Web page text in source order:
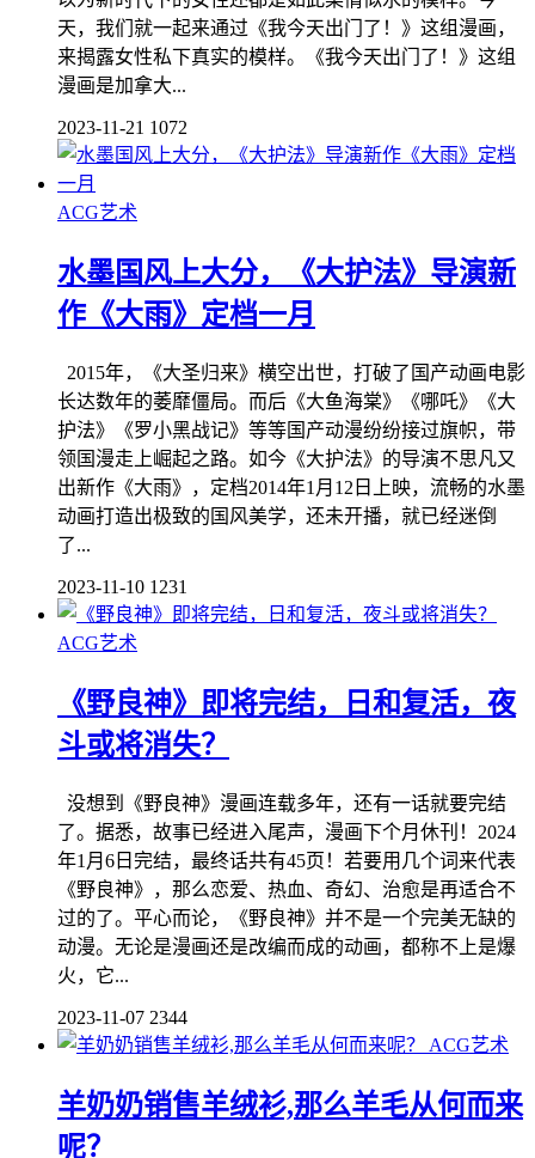
天，我们就一起来通过《我今天出门了！》这组漫画，
来揭露女性私下真实的模样。《我今天出门了！》这组
漫画是加拿大...
2023-11-21 1072
ACG艺术
水墨国风上大分，《大护法》导演新
作《大雨》定档一月
2015年，《大圣归来》横空出世，打破了国产动画电影
长达数年的萎靡僵局。而后《大鱼海棠》《哪吒》《大
护法》《罗小黑战记》等等国产动漫纷纷接过旗帜，带
领国漫走上崛起之路。如今《大护法》的导演不思凡又
出新作《大雨》，定档2014年1月12日上映，流畅的水墨
动画打造出极致的国风美学，还未开播，就已经迷倒
了...
2023-11-10 1231
ACG艺术
《野良神》即将完结，日和复活，夜
斗或将消失？
没想到《野良神》漫画连载多年，还有一话就要完结
了。据悉，故事已经进入尾声，漫画下个月休刊！2024
年1月6日完结，最终话共有45页！若要用几个词来代表
《野良神》，那么恋爱、热血、奇幻、治愈是再适合不
过的了。平心而论，《野良神》并不是一个完美无缺的
动漫。无论是漫画还是改编而成的动画，都称不上是爆
火，它...
2023-11-07 2344
ACG艺术
羊奶奶销售羊绒衫,那么羊毛从何而来
呢？